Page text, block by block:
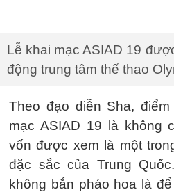
Lễ khai mạc ASIAD 19
động trung tâm thể thao
Theo đạo diễn Sha,
mạc ASIAD 19 là không
vốn được xem là một
đặc sắc của Trung
không bắn pháo hoa là